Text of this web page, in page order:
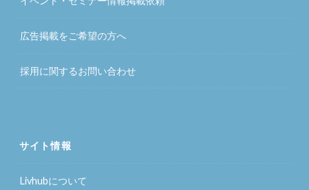
広告掲載をご希望の方へ
採用に関するお問い合わせ
サイト情報
Livhubについて